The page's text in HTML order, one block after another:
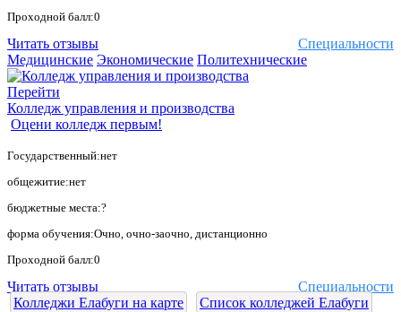
Проходной балл:0
Специальности
Читать отзывы
Медицинские Экономические Политехнические
Перейти
Колледж управления и производства
Оцени колледж первым!
Государственный:нет
общежитие:нет
бюджетные места:?
форма обучения:Очно, очно-заочно, дистанционно
Проходной балл:0
Специальности
Читать отзывы
Колледжи Елабуги на карте
Список колледжей Елабуги